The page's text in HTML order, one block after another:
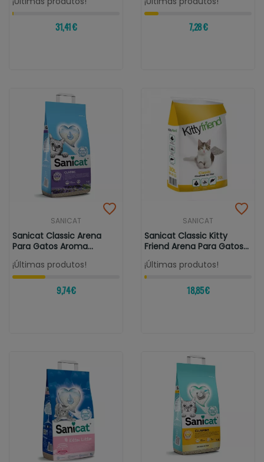
31,41 € 7,28 €
SANICAT
Sanicat Classic Arena
Para Gatos Aroma
Lavanda
¡Últimas produtos!
9,74 €
SANICAT
Sanicat Classic Kitty
Friend Arena Para Gatos
Sin...
¡Últimas produtos!
18,85 €